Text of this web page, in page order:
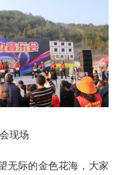
现场
际的金色花海，大家